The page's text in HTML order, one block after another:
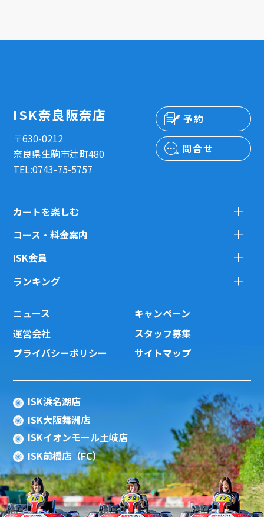
ISK奈良阪奈店
〒630-0212
奈良県生駒市辻町480
TEL:0743-75-5757
予約
問合せ
カートを楽しむ
コース・料金案内
ISK会員
ランキング
ニュース
キャンペーン
運営会社
スタッフ募集
プライバシーポリシー
サイトマップ
ISK浜名湖店
ISK大阪舞洲店
ISKイオンモール土岐店
ISK前橋店（FC）